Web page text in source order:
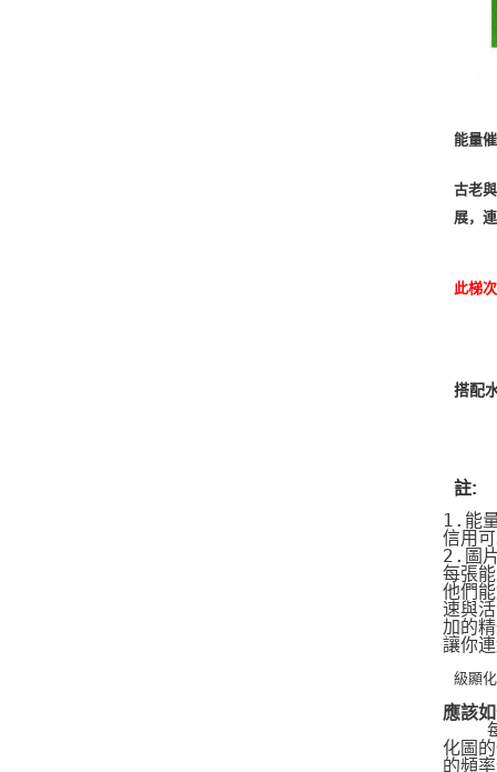
能量
古老
展，
此梯
搭配
註:
1.能
信用
2.圖
每張
他們
速與
加的
讓你
級顯
應該
化圖
的頻